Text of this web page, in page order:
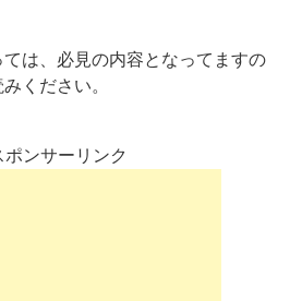
は、必見の内容となってますの
ください。
ポンサーリンク